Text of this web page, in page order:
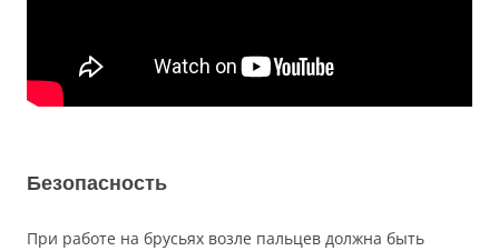
Безопасность
При работе на брусьях возле пальцев должна быть